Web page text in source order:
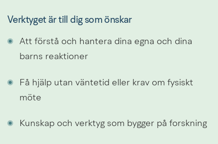
Verktyget är till dig som önskar
Att förstå och hantera dina egna och dina
barns reaktioner
Få hjälp utan väntetid eller krav om fysiskt
möte
Kunskap och verktyg som bygger på forskning